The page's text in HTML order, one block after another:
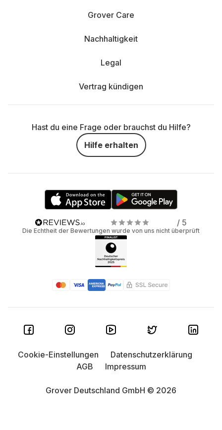
Grover Care
Nachhaltigkeit
Legal
Vertrag kündigen
Hast du eine Frage oder brauchst du Hilfe?
Hilfe erhalten
/ 5
Die Echtheit der Bewertungen wurde von uns nicht überprüft
Grover Deutschland GmbH © 2026
Cookie-Einstellungen
Datenschutzerklärung
AGB
Impressum